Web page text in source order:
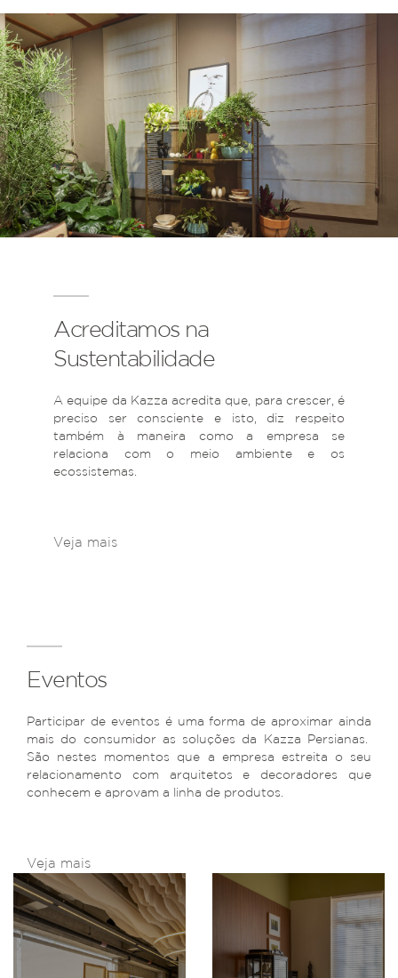
Acreditamos na
Sustentabilidade
A equipe da Kazza acredita que, para crescer, é
preciso ser consciente e isto, diz respeito
também à maneira como a empresa se
relaciona com o meio ambiente e os
ecossistemas.
Veja mais
Eventos
Participar de eventos é uma forma de aproximar ainda
mais do consumidor as soluções da Kazza Persianas.
São nestes momentos que a empresa estreita o seu
relacionamento com arquitetos e decoradores que
conhecem e aprovam a linha de produtos.
Veja mais